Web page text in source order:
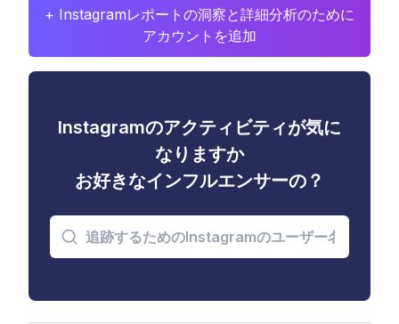
+ Instagramレポートの洞察と詳細分析のために
アカウントを追加
Instagramのアクティビティが気に
なりますか
お好きなインフルエンサーの？